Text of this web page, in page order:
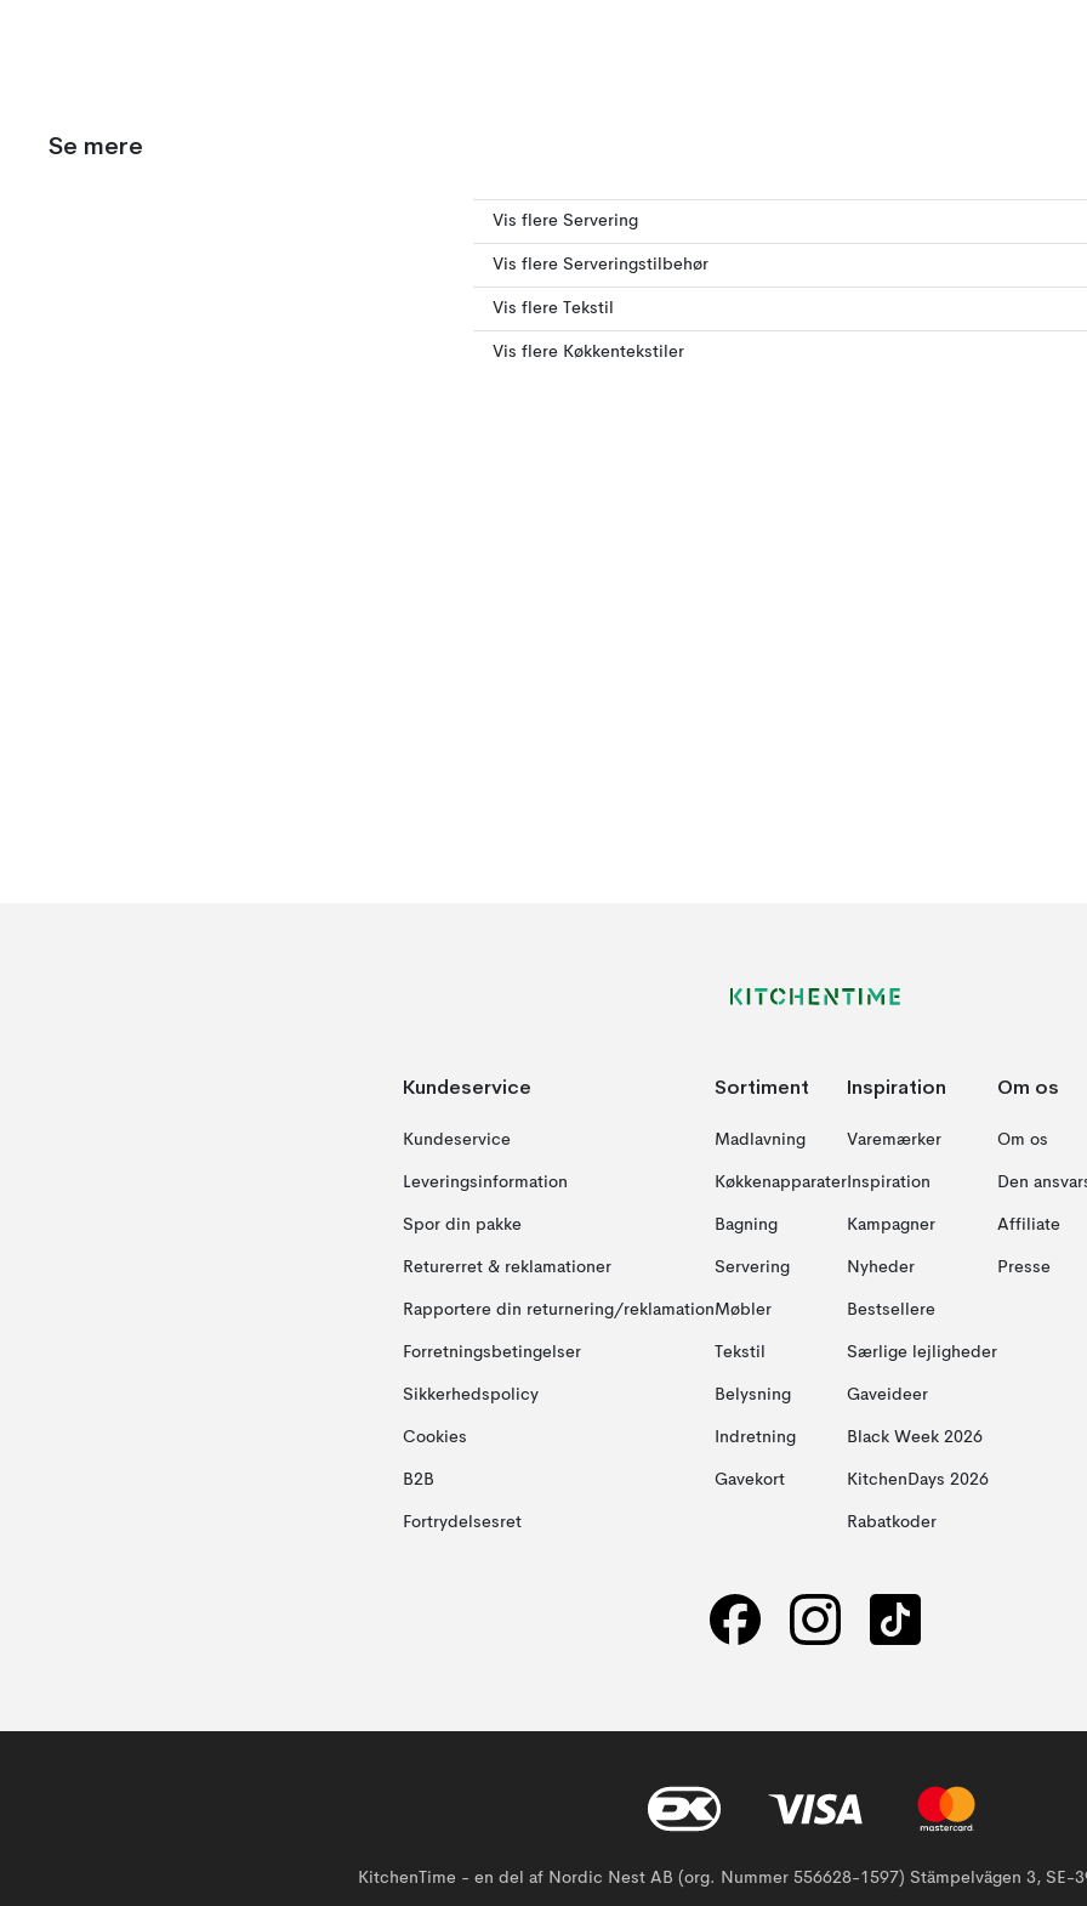
Se mere
Vis flere Servering
Vis flere Serveringstilbehør
Vis flere Tekstil
Vis flere Køkkentekstiler
Kundeservice
Kundeservice
Leveringsinformation
Spor din pakke
Returerret & reklamationer
Rapportere din returnering/reklamation
Forretningsbetingelser
Sikkerhedspolicy
Cookies
B2B
Fortrydelsesret
Sortiment
Madlavning
Køkkenapparater
Bagning
Servering
Møbler
Tekstil
Belysning
Indretning
Gavekort
Inspiration
Varemærker
Inspiration
Kampagner
Nyheder
Bestsellere
Særlige lejligheder
Gaveideer
Black Week 2026
KitchenDays 2026
Rabatkoder
Om os
Om os
Den
Affiliate
Presse
KitchenTime - en del af Nordic Nest AB (org. Nummer 556628-1597) Stämpelvägen 3, SE-